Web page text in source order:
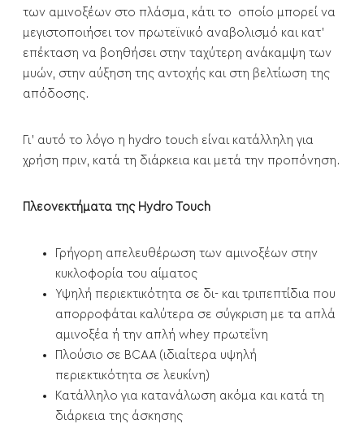
των αμινοξέων στο πλάσμα, κάτι το οποίο μπορεί να
μεγιστοποιήσει τον πρωτεϊνικό αναβολισμό και κατ'
επέκταση να βοηθήσει στην ταχύτερη ανάκαμψη των
μυών, στην αύξηση της αντοχής και στη βελτίωση της
απόδοσης.
Γι’ αυτό το λόγο η hydro touch είναι κατάλληλη για
χρήση πριν, κατά τη διάρκεια και μετά την προπόνηση.
Πλεονεκτήματα της Hydro Touch
Γρήγορη απελευθέρωση των αμινοξέων στην
κυκλοφορία του αίματος
Υψηλή περιεκτικότητα σε δι- και τριπεπτίδια που
απορροφάται καλύτερα σε σύγκριση με τα απλά
αμινοξέα ή την απλή whey πρωτεΐνη
Πλούσιο σε BCAA (ιδιαίτερα υψηλή
περιεκτικότητα σε λευκίνη)
Κατάλληλο για κατανάλωση ακόμα και κατά τη
διάρκεια της άσκησης